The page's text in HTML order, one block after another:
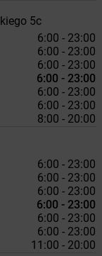
5c
6:00 - 23:00
6:00 - 23:00
6:00 - 23:00
6:00 - 23:00
6:00 - 23:00
6:00 - 23:00
8:00 - 20:00
6:00 - 23:00
6:00 - 23:00
6:00 - 23:00
6:00 - 23:00
6:00 - 23:00
6:00 - 23:00
11:00 - 20:00